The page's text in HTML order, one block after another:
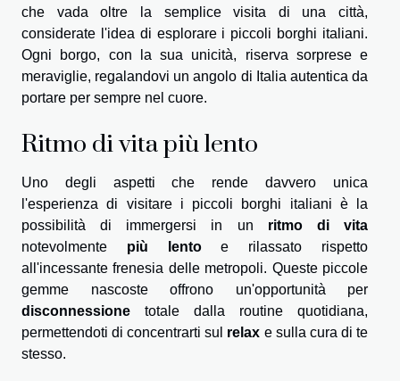
che vada oltre la semplice visita di una città,
considerate l'idea di esplorare i piccoli borghi italiani.
Ogni borgo, con la sua unicità, riserva sorprese e
meraviglie, regalandovi un angolo di Italia autentica da
portare per sempre nel cuore.
Ritmo di vita più lento
Uno degli aspetti che rende davvero unica
l'esperienza di visitare i piccoli borghi italiani è la
possibilità di immergersi in un ritmo di vita
notevolmente più lentoe rilassato rispetto
all'incessante frenesia delle metropoli. Queste piccole
gemme nascoste offrono un'opportunità per
disconnessione totale dalla routine quotidiana,
permettendoti di concentrarti sul relax e sulla cura di te
stesso.